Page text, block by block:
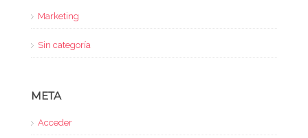
Marketing
Sin categoría
META
Acceder